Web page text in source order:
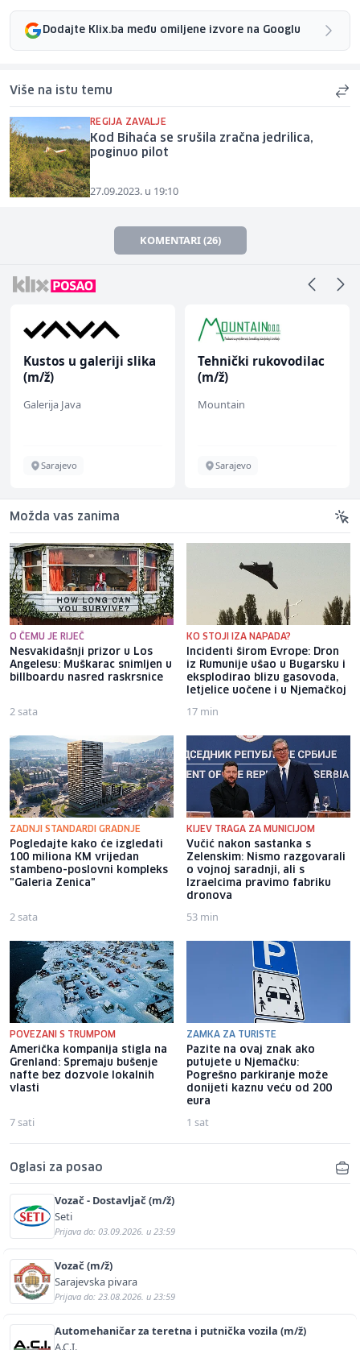
Dodajte Klix.ba među omiljene izvore na Googlu
Više na istu temu
REGIJA ZAVALJE
Kod Bihaća se srušila zračna jedrilica,
poginuo pilot
27.09.2023. u 19:10
KOMENTARI (26)
Kustos u galeriji slika
(m/ž)
Galerija Java
Sarajevo
Tehnički rukovodilac
(m/ž)
Mountain
Sarajevo
Možda vas zanima
O ČEMU JE RIJEČ
Nesvakidašnji prizor u Los
Angelesu: Muškarac snimljen u
billboardu nasred raskrsnice
2 sata
KO STOJI IZA NAPADA?
Incidenti širom Evrope: Dron
iz Rumunije ušao u Bugarsku i
eksplodirao blizu gasovoda,
letjelice uočene i u Njemačkoj
17 min
ZADNJI STANDARDI GRADNJE
Pogledajte kako će izgledati
100 miliona KM vrijedan
stambeno-poslovni kompleks
"Galeria Zenica"
2 sata
KIJEV TRAGA ZA MUNICIJOM
Vučić nakon sastanka s
Zelenskim: Nismo razgovarali
o vojnoj saradnji, ali s
Izraelcima pravimo fabriku
dronova
53 min
POVEZANI S TRUMPOM
Američka kompanija stigla na
Grenland: Spremaju bušenje
nafte bez dozvole lokalnih
vlasti
7 sati
ZAMKA ZA TURISTE
Pazite na ovaj znak ako
putujete u Njemačku:
Pogrešno parkiranje može
donijeti kaznu veću od 200
eura
1 sat
Oglasi za posao
Vozač - Dostavljač (m/ž)
Seti
Prijava do: 03.09.2026. u 23:59
Vozač (m/ž)
Sarajevska pivara
Prijava do: 23.08.2026. u 23:59
Automehaničar za teretna i putnička vozila (m/ž)
A.C.I.